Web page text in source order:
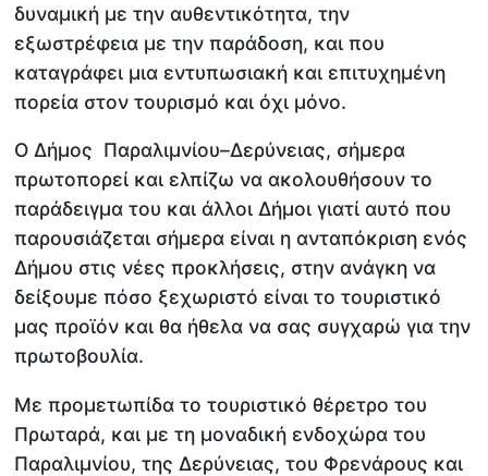
δυναμική με την αυθεντικότητα, την
εξωστρέφεια με την παράδοση, και που
καταγράφει μια εντυπωσιακή και επιτυχημένη
πορεία στον τουρισμό και όχι μόνο.
Ο Δήμος Παραλιμνίου–Δερύνειας, σήμερα
πρωτοπορεί και ελπίζω να ακολουθήσουν το
παράδειγμα του και άλλοι Δήμοι γιατί αυτό που
παρουσιάζεται σήμερα είναι η ανταπόκριση ενός
Δήμου στις νέες προκλήσεις, στην ανάγκη να
δείξουμε πόσο ξεχωριστό είναι το τουριστικό
μας προϊόν και θα ήθελα να σας συγχαρώ για την
πρωτοβουλία.
Με προμετωπίδα το τουριστικό θέρετρο του
Πρωταρά, και με τη μοναδική ενδοχώρα του
Παραλιμνίου, της Δερύνειας, του Φρενάρους και